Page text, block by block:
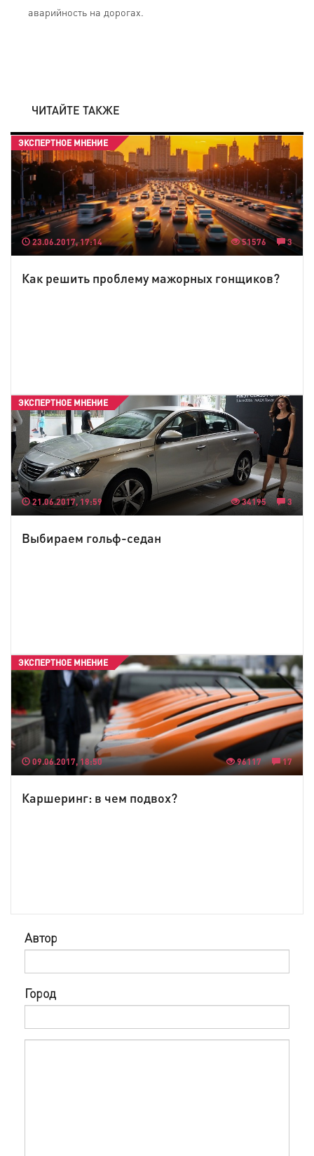
аварийность на дорогах.
ЧИТАЙТЕ ТАКЖЕ
23.06.2017, 17:14 51576 3
ЭКСПЕРТНОЕ МНЕНИЕ
Как решить проблему мажорных гонщиков?
21.06.2017, 19:59 34195 3
ЭКСПЕРТНОЕ МНЕНИЕ
Выбираем гольф-седан
09.06.2017, 18:50 96117 17
ЭКСПЕРТНОЕ МНЕНИЕ
Каршеринг: в чем подвох?
Автор
Город